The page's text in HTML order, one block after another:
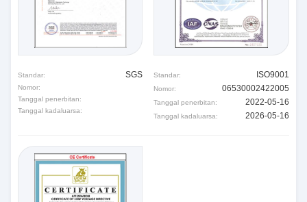
Standar: SGS
Nomor:
Tanggal penerbitan:
Tanggal kadaluarsa:
Standar: ISO9001
Nomor: 06530002422005
Tanggal penerbitan: 2022-05-16
Tanggal kadaluarsa: 2026-05-16